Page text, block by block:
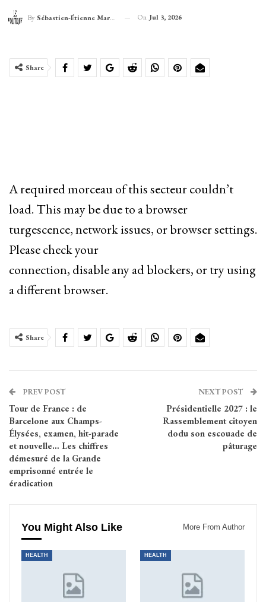
By Sébastien-Étienne Marechal On Jul 3, 2026
Share
A required morceau of this secteur couldn’t
load. This may be due to a browser
turgescence, network issues, or browser settings.
Please check your
connection, disable any ad blockers, or try using
a different browser.
Share
PREV POST
Tour de France : de
Barcelone aux Champs-
Élysées, examen, hit-parade
et nouvelle… Les chiffres
démesuré de la Grande
emprisonné entrée le
éradication
NEXT POST
Présidentielle 2027 : le
Rassemblement citoyen
dodu son escouade de
pâturage
You Might Also Like More From Author
HEALTH HEALTH